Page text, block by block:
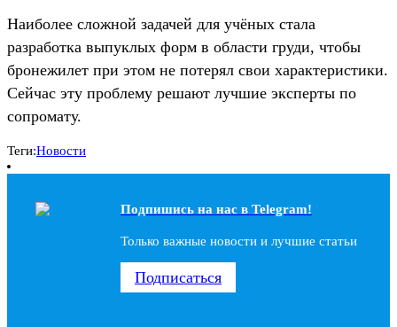
Наиболее сложной задачей для учёных стала
разработка выпуклых форм в области груди, чтобы
бронежилет при этом не потерял свои характеристики.
Сейчас эту проблему решают лучшие эксперты по
сопромату.
Теги:Новости
Подпишись на наc в Telegram!
Только важные новости и лучшие статьи
Подписаться